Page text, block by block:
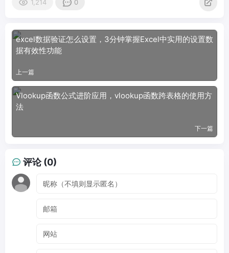
1,214 0
excel数据验证怎么设置，3分钟掌握Excel中实用的设置数
据有效性功能
上一篇
Vlookup函数公式进阶应用，vlookup函数跨表格的使用方
法
下一篇
评论 (0)